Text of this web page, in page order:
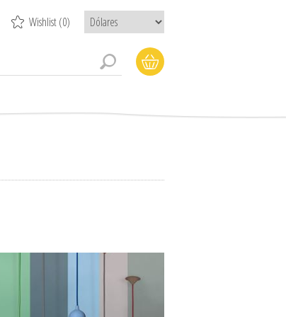
Wishlist(0)